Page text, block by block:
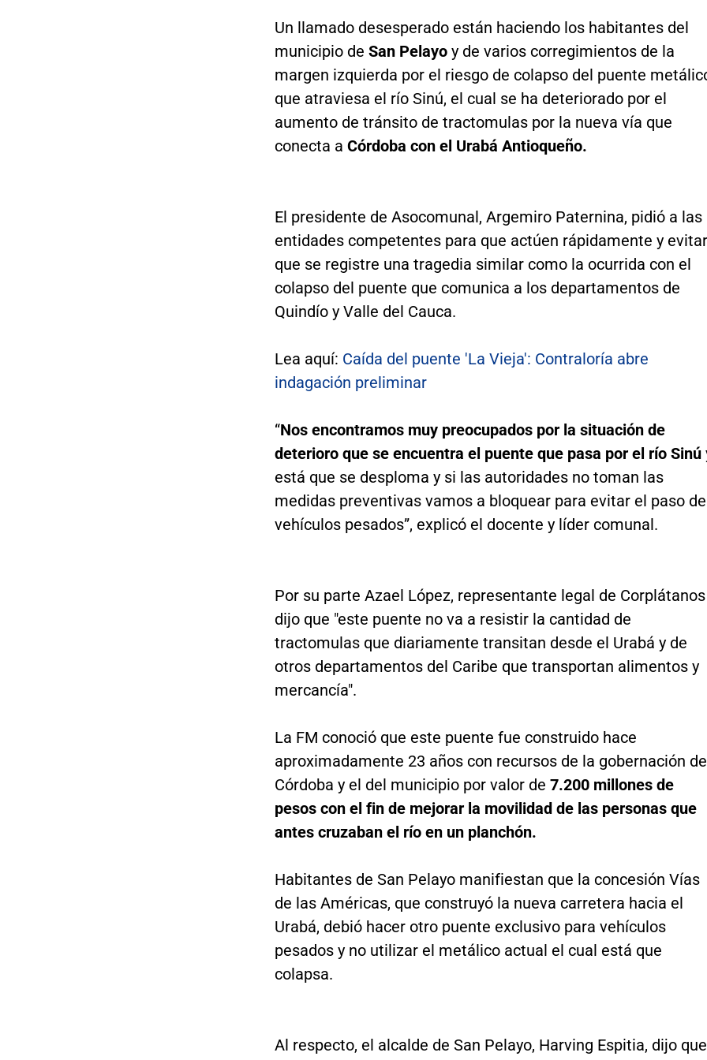
Un llamado desesperado están haciendo los habitantes del
municipio de San Pelayoy de varios corregimientos de la
margen izquierda por el riesgo de colapso del puente
que atraviesa el río Sinú, el cual se ha deteriorado por el
aumento de tránsito de tractomulas por la nueva vía que
conecta a Córdoba con el Urabá Antioqueño.
El presidente de Asocomunal, Argemiro Paternina, pidió a las
entidades competentes para que actúen rápidamente y evitar
que se registre una tragedia similar como la ocurrida con el
colapso del puente que comunica a los departamentos de
Quindío y Valle del Cauca.
Lea aquí: Caída del puente 'La Vieja': Contraloría abre
indagación preliminar
“Nos encontramos muy preocupados por la situación de
deterioro que se encuentra el puente que pasa por el río Sinú
está que se desploma y si las autoridades no toman las
medidas preventivas vamos a bloquear para evitar el paso de
vehículos pesados”, explicó el docente y líder comunal.
Por su parte Azael López, representante legal de
dijo que "este puente no va a resistir la cantidad de
tractomulas que diariamente transitan desde el Urabá y de
otros departamentos del Caribe que transportan alimentos y
mercancía".
La FM conoció que este puente fue construido hace
aproximadamente 23 años con recursos de la gobernación de
Córdoba y el del municipio por valor de 7.200 millones de
pesos con el fin de mejorar la movilidad de las personas que
antes cruzaban el río en un planchón.
Habitantes de San Pelayo manifiestan que la concesión Vías
de las Américas, que construyó la nueva carretera hacia el
Urabá, debió hacer otro puente exclusivo para vehículos
pesados y no utilizar el metálico actual el cual está que
colapsa.
Al respecto, el alcalde de San Pelayo, Harving Espitia, dijo que